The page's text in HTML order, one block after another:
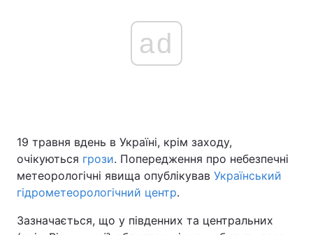
Головна Війна
Україна Політика
ad
19 травня вдень в Україні, крім заходу,
очікуються грози. Попередження про небезпечні
метеорологічні явища опублікував Український
гідрометеорологічний центр.
Зазначається, що у південних та центральних